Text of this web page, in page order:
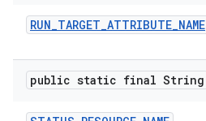
RUN_TARGET_ATTRIBUTE_NAME
public static final String